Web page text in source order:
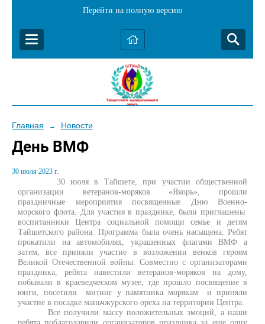
Перейти на полную версию
Главная → Новости
День ВМФ
30 июля 2023 г.
30 июля в Тайшете, при участии общественной
организации ветеранов-моряков «Якорь», прошли
праздничные мероприятия посвященные Дню Военно-
морского флота. Для участия в празднике, были приглашены
воспитанники Центра социальной помощи семье и детям
Тайшетского района. Программа была очень насыщена. Ребят
прокатили на автомобилях, украшенных флагами ВМФ а
затем, все приняли участие в возложении венков героям
Великой Отечественной войны. Совместно с организаторами
праздника, ребята навестили ветеранов-моряков на дому,
побывали в краеведческом музее, где прошло посвящение в
юнги, посетили митинг у памятника морякам и приняли
участие в посадке маньчжурского ореха на территории Центра.
Все получили массу положительных эмоций, а наши